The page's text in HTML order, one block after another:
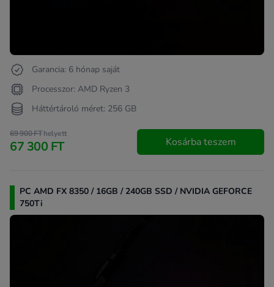
Garancia: 6 hónap saját
Processzor: AMD Ryzen 3
Háttértároló méret: 256 GB
69 900 FThelyett
67 300 FT Kosárba teszem
PC AMD FX 8350 / 16GB / 240GB SSD / NVIDIA GEFORCE
750Ti